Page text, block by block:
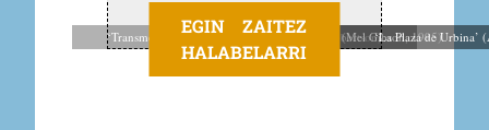
‘Transmetropolitan’ (Warren Elis & Darick Robertson)
‘Braveheart’ (Mel Gibson, 1995)
‘La Plaza de Urbina’
EGIN ZAITEZ
HALABELARRI